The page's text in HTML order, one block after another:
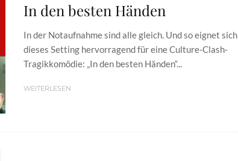
In den besten Händen
In der Notaufnahme sind alle gleich. Und so eignet sich
dieses Setting hervorragend für eine Culture-Clash-
Tragikkomödie: „In den besten Händen“...
WEITERLESEN